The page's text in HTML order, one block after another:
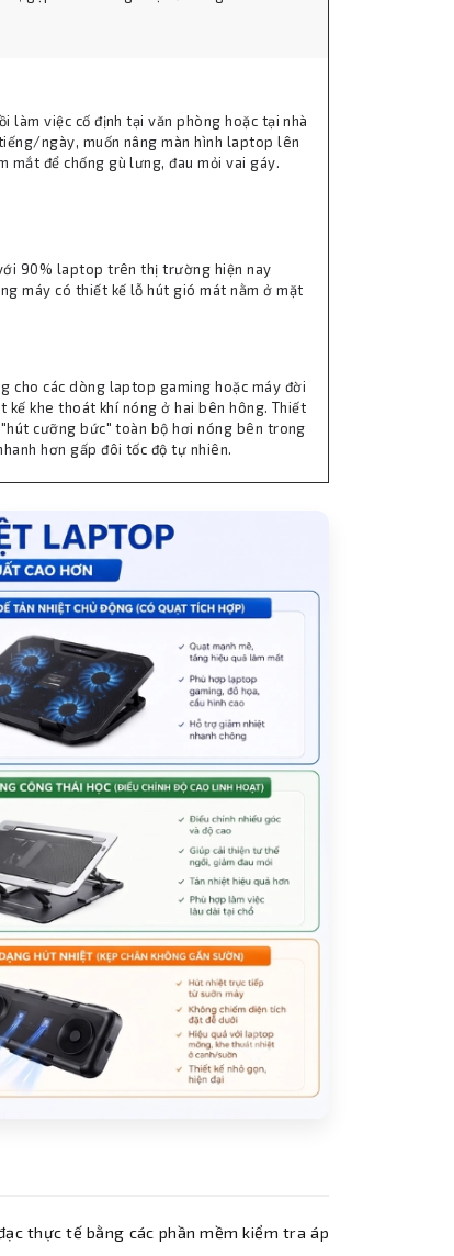
làm việc cố định tại văn phòng hoặc tại nhà
ngày, muốn nâng màn hình laptop lên
mắt để chống gù lưng, đau mỏi vai gáy.
90% laptop trên thị trường hiện nay
máy có thiết kế lỗ hút gió mát nằm ở mặt
cho các dòng laptop gaming hoặc máy đời
kế khe thoát khí nóng ở hai bên hông. Thiết
cưỡng bức" toàn bộ hơi nóng bên trong
hơn gấp đôi tốc độ tự nhiên.
thực tế bằng các phần mềm kiểm tra áp